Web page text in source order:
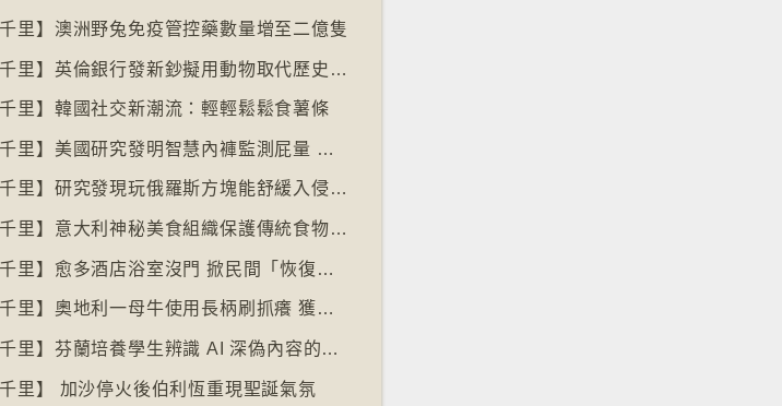
千里】澳洲野兔免疫管控藥數量增至二億隻
【十萬八千里】英倫銀行發新鈔擬用動物取代歷史人物
千里】韓國社交新潮流：輕輕鬆鬆食薯條
【十萬八千里】美國研究發明智慧內褲監測屁量 以助改善消化系統
【十萬八千里】研究發現玩俄羅斯方塊能舒緩入侵性創傷後遺症
【十萬八千里】意大利神秘美食組織保護傳統食物、烹飪方法和菜餚
【十萬八千里】愈多酒店浴室沒門 掀民間「恢復浴室門」倡議運動
【十萬八千里】奧地利一母牛使用長柄刷抓癢 獲科學家確定懂得使用工具
【十萬八千里】芬蘭培養學生辨識 AI 深偽內容的能力
千里】 加沙停火後伯利恆重現聖誕氣氛